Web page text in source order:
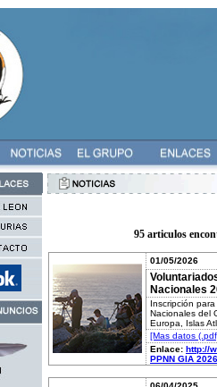
95 articulos
01/05/2026
Nacionales
Inscripción
Nacionales del
Europa, Islas
[Mas datos
Enlace: http://
PPNN GIA